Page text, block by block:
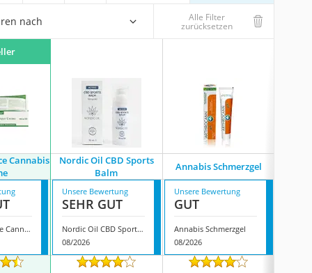
nach Alle Filter
zurücksetzen
Cannabis
Nordic Oil CBD Sports
Balm
Annabis Schmerzgel
Natura Balance Cannabis Creme
Unsere Bewertung
SEHR GUT
Nordic Oil CBD Sports Balm
08/2026
Unsere Bewertung
GUT
Annabis Schmerzgel
08/2026